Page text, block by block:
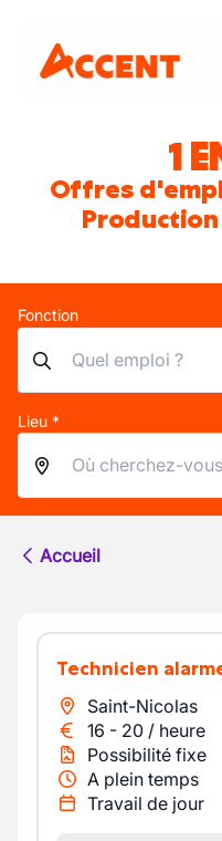
1
Offres
Fonction
Lieu *
Accueil
Technicien
Saint-Nicolas
16 - 20 / heure
Possibilité fixe
A plein temps
Travail de jour